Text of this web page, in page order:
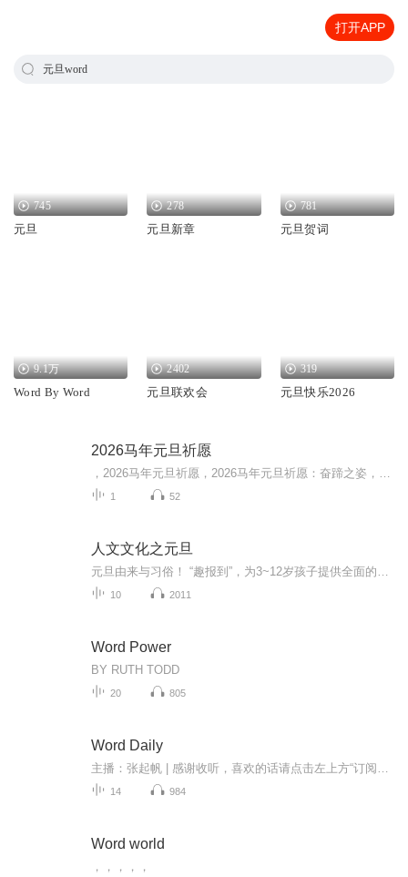
打开APP
元旦word
745
元旦
278
元旦新章
781
元旦贺词
9.1万
Word By Word
2402
元旦联欢会
319
元旦快乐2026
2026马年元旦祈愿
1 52
人文文化之元旦
10 2011
Word Power
BY RUTH TODD
20 805
Word Daily
14 984
Word world
，，，，，